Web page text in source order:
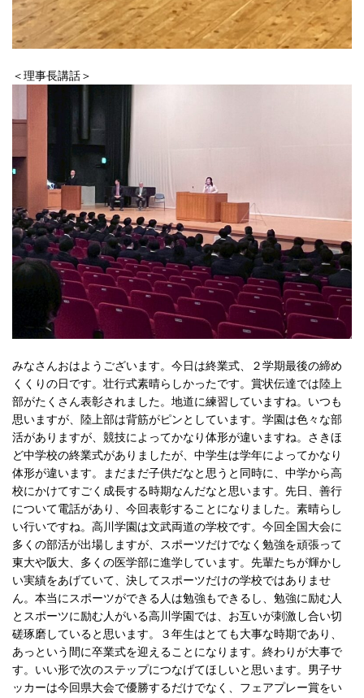
＜理事長講話＞
みなさんおはようございます。今日は終業式、２学期最後の締め
くくりの日です。壮行式素晴らしかったです。賞状伝達では陸上
部がたくさん表彰されました。地道に練習していますね。いつも
思いますが、陸上部は背筋がピンとしています。学園は色々な部
活がありますが、競技によってかなり体形が違いますね。さきほ
ど中学校の終業式がありましたが、中学生は学年によってかなり
体形が違います。まだまだ子供だなと思うと同時に、中学から高
校にかけてすごく成長する時期なんだなと思います。先日、善行
について電話があり、今回表彰することになりました。素晴らし
い行いですね。高川学園は文武両道の学校です。今回全国大会に
多くの部活が出場しますが、スポーツだけでなく勉強を頑張って
東大や阪大、多くの医学部に進学しています。先輩たちが輝かし
い実績をあげていて、決してスポーツだけの学校ではありませ
ん。本当にスポーツができる人は勉強もできるし、勉強に励む人
とスポーツに励む人がいる高川学園では、お互いが刺激し合い切
磋琢磨していると思います。３年生はとても大事な時期であり、
あっという間に卒業式を迎えることになります。終わりが大事で
す。いい形で次のステップにつなげてほしいと思います。男子サ
ッカーは今回県大会で優勝するだけでなく、フェアプレー賞をい